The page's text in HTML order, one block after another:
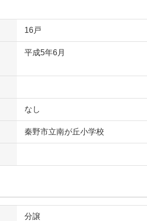
16戸
平成5年6月
なし
秦野市立南が丘小学校
分譲